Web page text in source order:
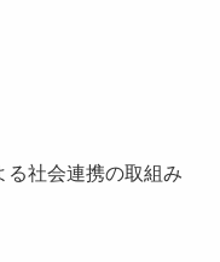
社会連携の取組み